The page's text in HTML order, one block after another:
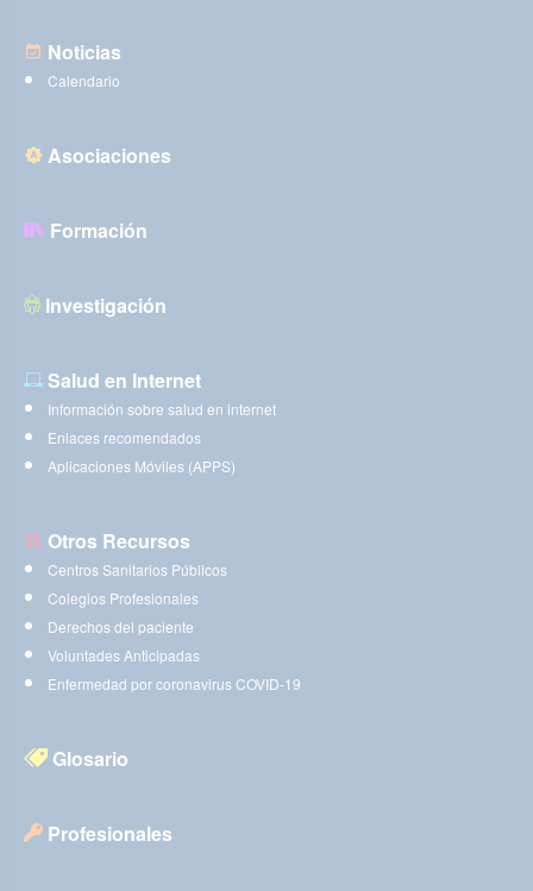
Noticias
Calendario
Asociaciones
Formación
Investigación
Salud en Internet
Información sobre salud en internet
Enlaces recomendados
Aplicaciones Móviles (APPS)
Otros Recursos
Centros Sanitarios Públicos
Colegios Profesionales
Derechos del paciente
Voluntades Anticipadas
Enfermedad por coronavirus COVID-19
Glosario
Profesionales